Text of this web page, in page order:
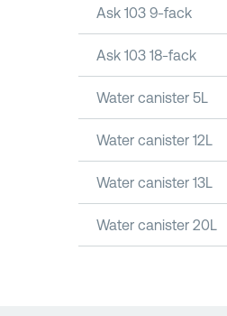
Ask 103 9-fack
Ask 103 18-fack
Water canister 5L
Water canister 12L
Water canister 13L
Water canister 20L